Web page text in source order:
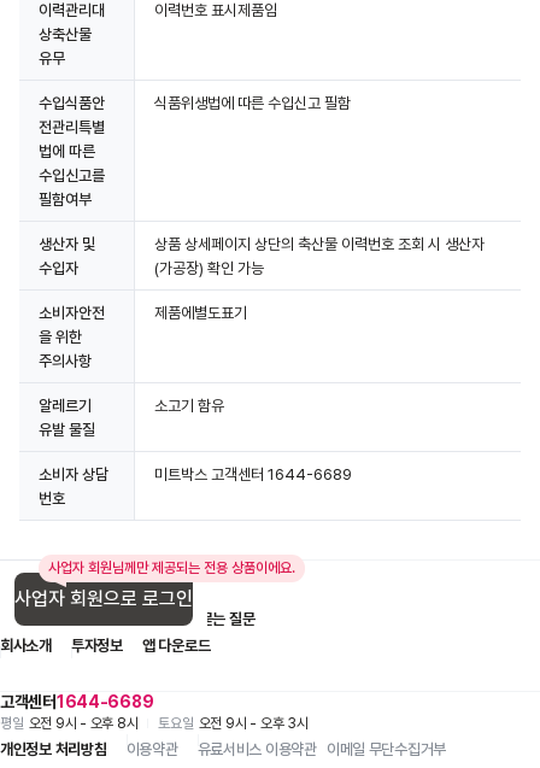
이력관리대
상축산물
유무
이력번호 표시제품임
수입식품안
전관리특별
법에 따른
수입신고를
필함여부
식품위생법에 따른 수입신고 필함
생산자 및
수입자
상품 상세페이지 상단의 축산물 이력번호 조회 시 생산자
(가공장) 확인 가능
소비자안전
을 위한
주의사항
제품에별도표기
알레르기
유발 물질
소고기 함유
소비자 상담
번호
미트박스 고객센터 1644-6689
사업자 회원님께만 제공되는 전용 상품이에요.
사업자 회원으로 로그인
고객센터1644-6689
평일 오전 9시 - 오후 8시 토요일 오전 9시 - 오후 3시
입점 제휴 문의
자주 묻는 질문
회사소개
투자정보 앱 다운로드
개인정보 처리방침 이용약관 유료서비스 이용약관 이메일 무단수집거부